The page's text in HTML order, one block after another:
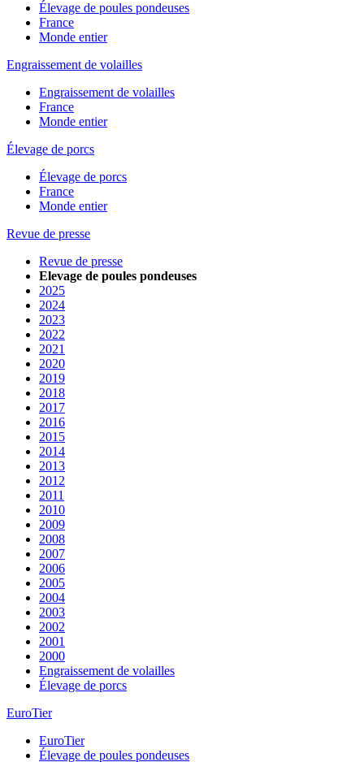
Élevage de poules pondeuses
France
Monde entier
Engraissement de volailles
Engraissement de volailles
France
Monde entier
Élevage de porcs
Élevage de porcs
France
Monde entier
Revue de presse
Revue de presse
Elevage de poules pondeuses
2025
2024
2023
2022
2021
2020
2019
2018
2017
2016
2015
2014
2013
2012
2011
2010
2009
2008
2007
2006
2005
2004
2003
2002
2001
2000
Engraissement de volailles
Élevage de porcs
EuroTier
EuroTier
Élevage de poules pondeuses